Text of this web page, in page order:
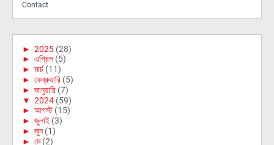
Contact
► 2025 (28)
► এপ্রিল (5)
► মার্চ (11)
► ফেব্রুয়ারি (5)
► জানুয়ারি (7)
▼ 2024 (59)
► আগস্ট (15)
► জুলাই (3)
► জুন (1)
► মে (2)